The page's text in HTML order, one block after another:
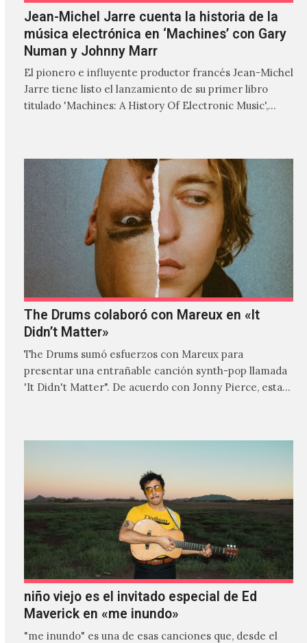
Jean-Michel Jarre cuenta la historia de la
música electrónica en ‘Machines’ con Gary
Numan y Johnny Marr
El pionero e influyente productor francés Jean-Michel
Jarre tiene listo el lanzamiento de su primer libro
titulado 'Machines: A History Of Electronic Music',
The Drums colaboró con Mareux en «It
Didn’t Matter»
The Drums sumó esfuerzos con Mareux para
presentar una entrañable canción synth-pop llamada
'It Didn't Matter". De acuerdo con Jonny Pierce, esta
niño viejo es el invitado especial de Ed
Maverick en «me inundo»
"me inundo" es una de esas canciones que, desde el